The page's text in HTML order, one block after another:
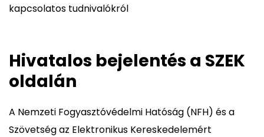
kapcsolatos tudnivalókról
Hivatalos bejelentés a SZEK
oldalán
A Nemzeti Fogyasztóvédelmi Hatóság (NFH) és a
Szövetség az Elektronikus Kereskedelemért